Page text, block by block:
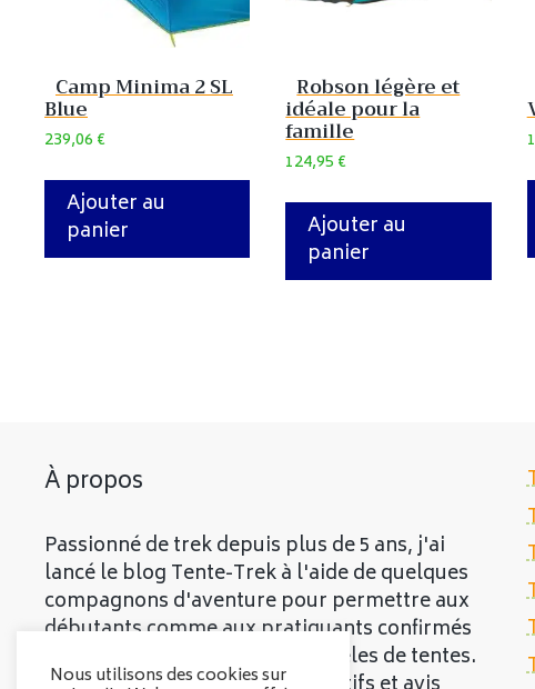
Camp Minima 2 SL
Blue
239,06€
Ajouter au
panier
Robson légère et
idéale pour la
famille
124,95€
Ajouter au
panier
À propos
Passionné de trek depuis plus de 5 ans, j'ai
lancé le blog Tente-Trek à l'aide de quelques
compagnons d'aventure pour permettre aux
débutants comme aux pratiquants confirmés
de découvrir les meilleurs modèles de tentes.
Nous utilisons des cookies sur